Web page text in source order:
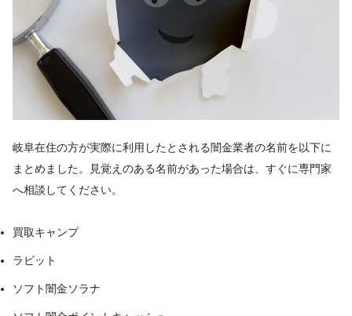
岐阜在住の方が実際に利用したとされる闇金業者の名前を以下に
まとめました。見覚えのある名前があった場合は、すぐに専門家
へ相談してください。
買取キャンプ
ラビット
ソフト闇金ソラナ